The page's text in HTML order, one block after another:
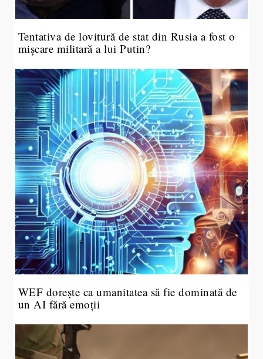
Tentativa de lovitură de stat din Rusia a fost o
mișcare militară a lui Putin?
WEF dorește ca umanitatea să fie dominată de
un AI fără emoții